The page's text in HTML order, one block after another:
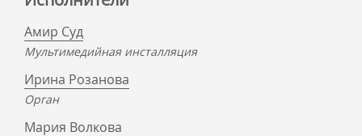
Амир Суд
Мультимедийная инсталляция
Ирина Розанова
Орган
Мария Волкова